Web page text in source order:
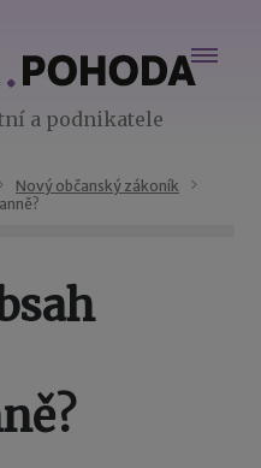
a podnikatele
Nový občanský zákoník